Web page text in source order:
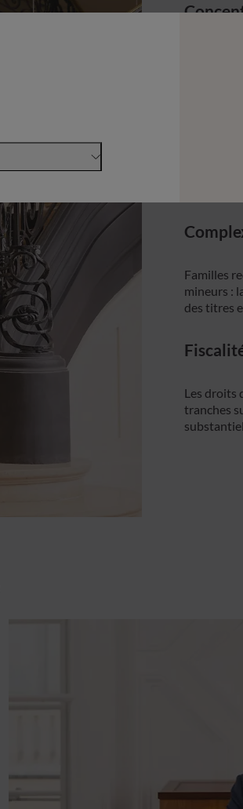
Lorsque
Familles
mineurs :
des titres
Les droits
tranches